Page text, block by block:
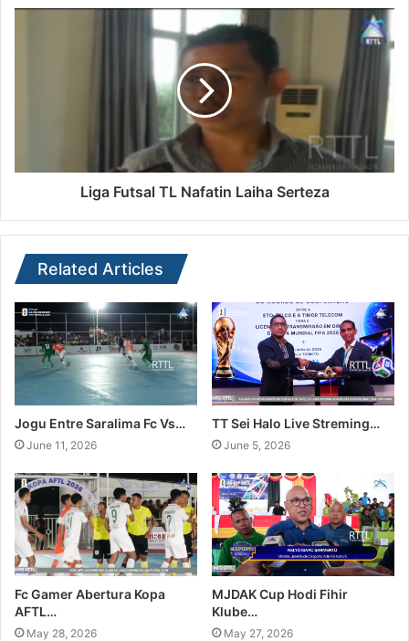
Liga Futsal TL Nafatin Laiha Serteza
Related Articles
Jogu Entre Saralima Fc Vs…
June 11, 2026
TT Sei Halo Live Streming…
June 5, 2026
Fc Gamer Abertura Kopa
AFTL…
May 28, 2026
MJDAK Cup Hodi Fihir
Klube…
May 27, 2026